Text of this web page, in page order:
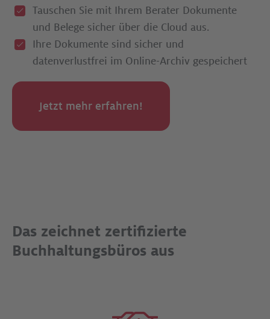
Tauschen Sie mit Ihrem Berater Dokumente
und Belege sicher über die Cloud aus.
Ihre Dokumente sind sicher und
datenverlustfrei im Online-Archiv gespeichert
Jetzt mehr erfahren!
Das zeichnet zertifizierte
Buchhaltungsbüros aus